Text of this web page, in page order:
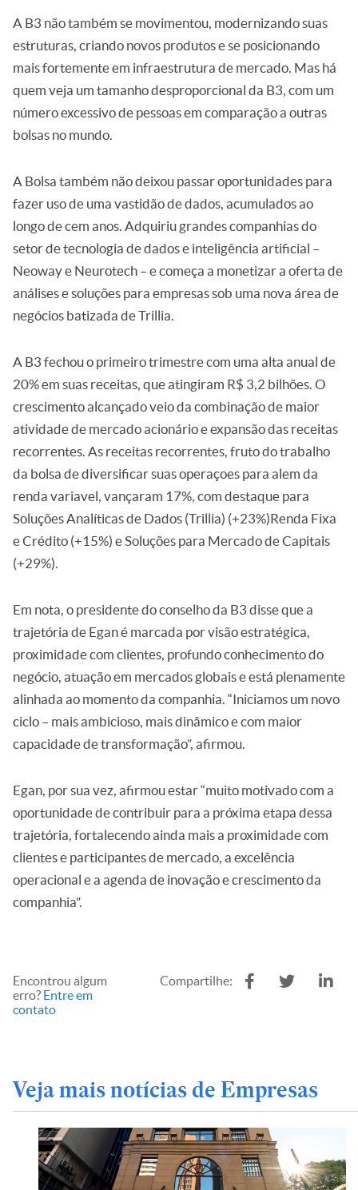
A B3 não também se movimentou, modernizando suas
estruturas, criando novos produtos e se posicionando
mais fortemente em infraestrutura de mercado. Mas há
quem veja um tamanho desproporcional da B3, com um
número excessivo de pessoas em comparação a outras
bolsas no mundo.
A Bolsa também não deixou passar oportunidades para
fazer uso de uma vastidão de dados, acumulados ao
longo de cem anos. Adquiriu grandes companhias do
setor de tecnologia de dados e inteligência artificial –
Neoway e Neurotech – e começa a monetizar a oferta de
análises e soluções para empresas sob uma nova área de
negócios batizada de Trillia.
A B3 fechou o primeiro trimestre com uma alta anual de
20% em suas receitas, que atingiram R$ 3,2 bilhões. O
crescimento alcançado veio da combinação de maior
atividade de mercado acionário e expansão das receitas
recorrentes. As receitas recorrentes, fruto do trabalho
da bolsa de diversificar suas operaçoes para alem da
renda variavel, vançaram 17%, com destaque para
Soluções Analíticas de Dados (Trillia) (+23%)Renda Fixa
e Crédito (+15%) e Soluções para Mercado de Capitais
(+29%).
Em nota, o presidente do conselho da B3 disse que a
trajetória de Egan é marcada por visão estratégica,
proximidade com clientes, profundo conhecimento do
negócio, atuação em mercados globais e está plenamente
alinhada ao momento da companhia. “Iniciamos um novo
ciclo – mais ambicioso, mais dinâmico e com maior
capacidade de transformação”, afirmou.
Egan, por sua vez, afirmou estar “muito motivado com a
oportunidade de contribuir para a próxima etapa dessa
trajetória, fortalecendo ainda mais a proximidade com
clientes e participantes de mercado, a excelência
operacional e a agenda de inovação e crescimento da
companhia”.
Encontrou algum
erro? Entre em
contato
Compartilhe:
Veja mais notícias de Empresas